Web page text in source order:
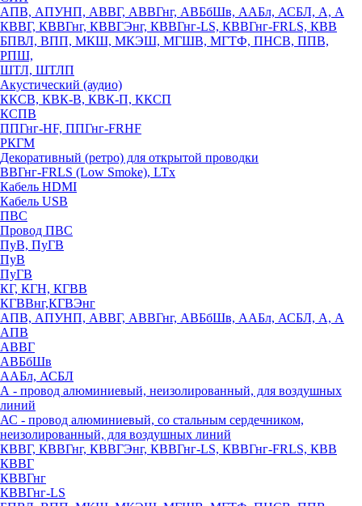
АПВ, АПУНП, АВВГ, АВВГнг, АВБбШв, ААБл, АСБЛ, А, А
КВВГ, КВВГнг, КВВГЭнг, КВВГнг-LS, КВВГнг-FRLS, КВВ
БПВЛ, ВПП, МКШ, МКЭШ, МГШВ, МГТФ, ПНСВ, ППВ,
РПШ,
ШТЛ, ШТЛП
Акустический (аудио)
ККСВ, КВК-В, КВК-П, ККСП
КСПВ
ППГнг-HF, ППГнг-FRHF
РКГМ
Декоративный (ретро) для открытой проводки
ВВГнг-FRLS (Low Smoke), LTx
Кабель HDMI
Кабель USB
ПВС
Провод ПВС
ПуВ, ПуГВ
ПуВ
ПуГВ
КГ, КГН, КГВВ
КГВВнг,КГВЭнг
АПВ, АПУНП, АВВГ, АВВГнг, АВБбШв, ААБл, АСБЛ, А, А
АПВ
АВВГ
АВБбШв
ААБл, АСБЛ
А - провод алюминиевый, неизолированный, для воздушных
линий
АС - провод алюминиевый, со стальным сердечником,
неизолированный, для воздушных линий
КВВГ, КВВГнг, КВВГЭнг, КВВГнг-LS, КВВГнг-FRLS, КВВ
КВВГ
КВВГнг
КВВГнг-LS